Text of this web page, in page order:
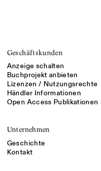
Geschäftskunden
Anzeige schalten
Buchprojekt anbieten
Lizenzen / Nutzungsrechte
Händler Informationen
Open Access Publikationen
Unternehmen
Geschichte
Kontakt